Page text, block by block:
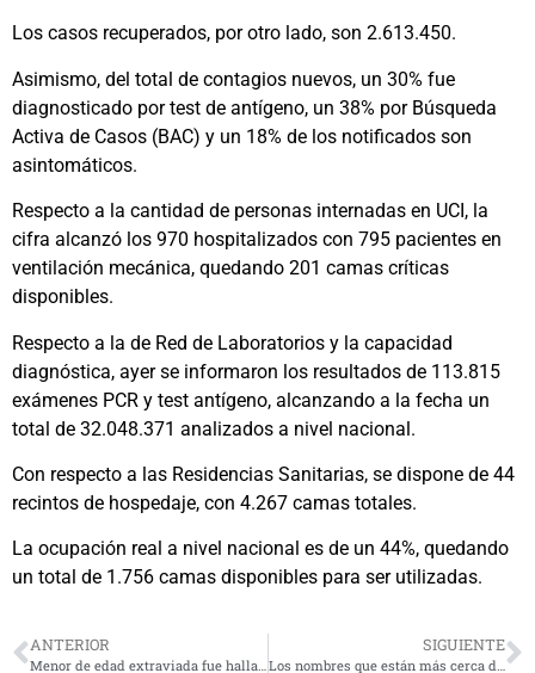
Los casos recuperados, por otro lado, son 2.613.450.
Asimismo, del total de contagios nuevos, un 30% fue
diagnosticado por test de antígeno, un 38% por Búsqueda
Activa de Casos (BAC) y un 18% de los notificados son
asintomáticos.
Respecto a la cantidad de personas internadas en UCI, la
cifra alcanzó los 970 hospitalizados con 795 pacientes en
ventilación mecánica, quedando 201 camas críticas
disponibles.
Respecto a la de Red de Laboratorios y la capacidad
diagnóstica, ayer se informaron los resultados de 113.815
exámenes PCR y test antígeno, alcanzando a la fecha un
total de 32.048.371 analizados a nivel nacional.
Con respecto a las Residencias Sanitarias, se dispone de 44
recintos de hospedaje, con 4.267 camas totales.
La ocupación real a nivel nacional es de un 44%, quedando
un total de 1.756 camas disponibles para ser utilizadas.
ANTERIOR SIGUIENTE